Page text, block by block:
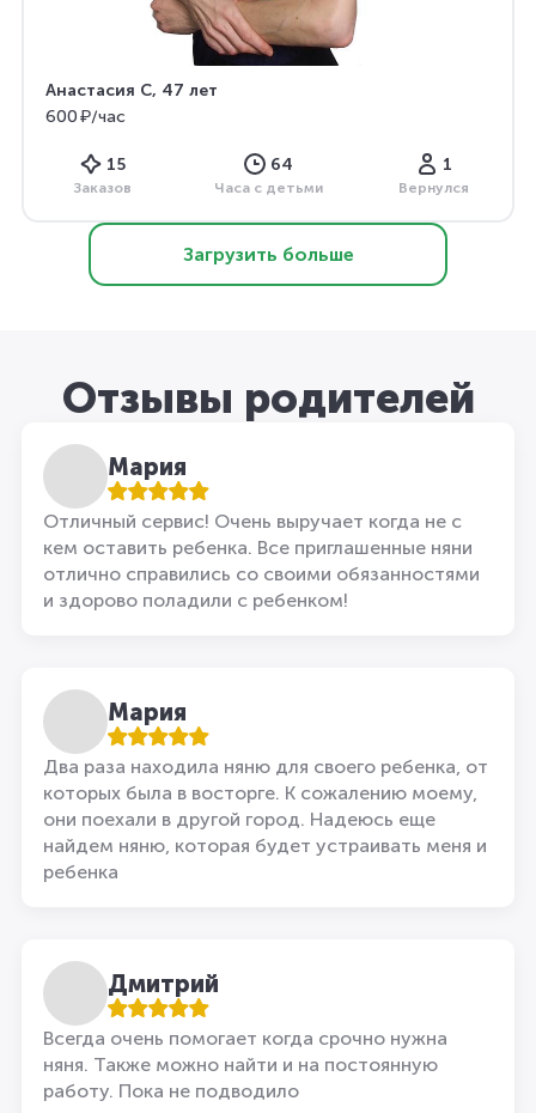
Анастасия С, 47 лет
600 ₽/час
15
Заказов
64
Часа с детьми
1
Вернулся
Загрузить больше
Отзывы родителей
Мария
Отличный сервис! Очень выручает когда не с
кем оставить ребенка. Все приглашенные няни
отлично справились со своими обязанностями
и здорово поладили с ребенком!
Мария
Два раза находила няню для своего ребенка, от
которых была в восторге. К сожалению моему,
они поехали в другой город. Надеюсь еще
найдем няню, которая будет устраивать меня и
ребенка
Дмитрий
Всегда очень помогает когда срочно нужна
няня. Также можно найти и на постоянную
работу. Пока не подводило